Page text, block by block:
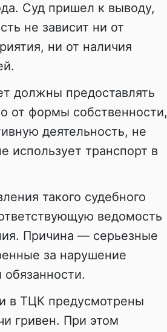
Суд пришел к выводу,
не зависит ни от
ни от наличия
должны предоставлять
от формы собственности,
деятельность, не
использует транспорт в
такого судебного
ведомость
Причина — серьезные
за нарушение
в ТЦК предусмотрены
гривен. При этом